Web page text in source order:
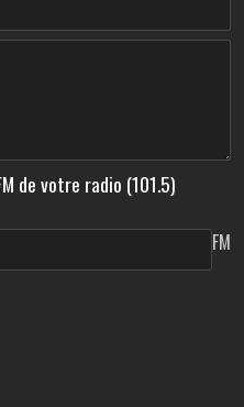
de votre radio (101.5)
FM